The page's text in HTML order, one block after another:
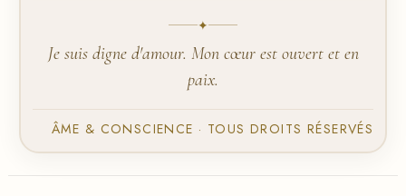
✦
Je suis digne d'amour. Mon cœur est ouvert et en
paix.
ÂME & CONSCIENCE · TOUS DROITS RÉSERVÉS